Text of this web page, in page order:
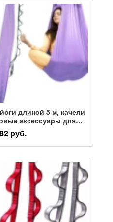
длиной 5 м, качели
аксессуары для
веревочная
для студии йоги
руб.